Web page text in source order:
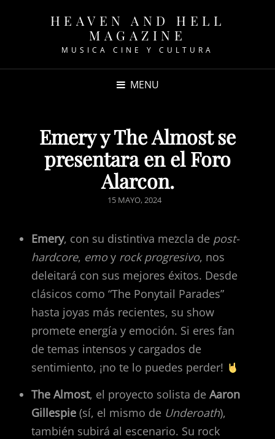
HEAVEN AND HELL
MAGAZINE
MUSICA CINE Y CULTURA
MENU
Emery y The Almost se
presentara en el Foro
Alarcon.
POSTED
15 MAYO, 2024
Emery, con su distintiva mezcla de post-
hardcore, emoy rock progresivo, nos
deleitará con sus mejores éxitos. Desde
clásicos como “The Ponytail Parades”
hasta joyas más recientes, su show
promete energía y emoción. Si eres fan
de temas intensos y cargados de
sentimiento, ¡no te lo puedes perder!
The Almost, el proyecto solista de Aaron
Gillespie (sí, el mismo de Underoath),
también subirá al escenario. Su rock